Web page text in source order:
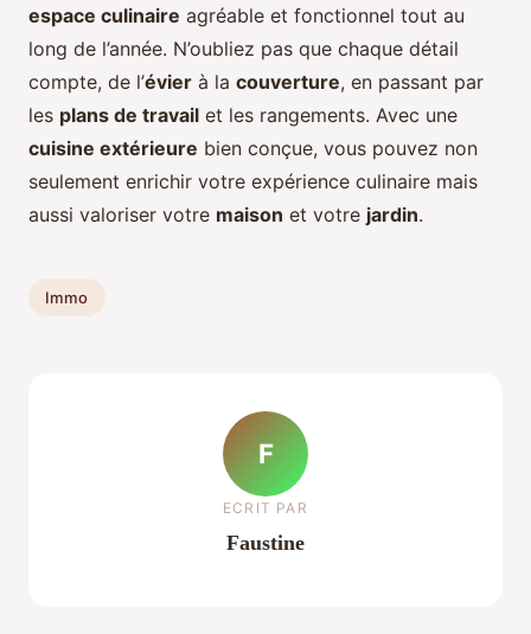
espace culinaire agréable et fonctionnel tout au
long de l’année. N’oubliez pas que chaque détail
compte, de l’évier à la couverture, en passant par
les plans de travail et les rangements. Avec une
cuisine extérieure bien conçue, vous pouvez non
seulement enrichir votre expérience culinaire mais
aussi valoriser votre maison et votre jardin.
Immo
F
ECRIT PAR
Faustine